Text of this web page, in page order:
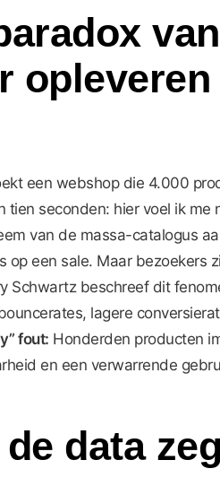
opleveren
een webshop die 4.000
tien seconden: hier voel ik me
van de massa-catalogus
op een sale. Maar
Schwartz beschreef dit
lagere
fout: Honderden producten
en een verwarrende
de data